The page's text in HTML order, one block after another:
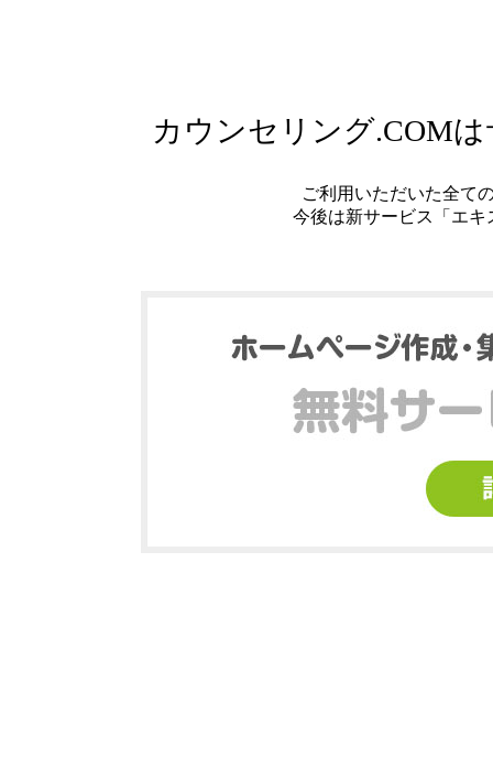
カウンセリング.COM
ご利用いただいた全て
今後は新サービス「エ